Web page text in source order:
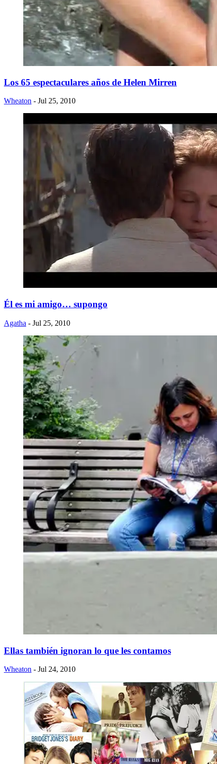
Los 65 espectaculares años de Helen Mirren
Wheaton - Jul 25, 2010
Él es mi amigo… supongo
Agatha - Jul 25, 2010
Ellas también ignoran lo que les contamos
Wheaton - Jul 24, 2010